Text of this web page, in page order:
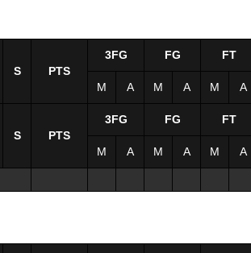
S
S
S PTS
3FG FG FT
M A M A M A
S PTS
3FG FG FT
M A M A M A